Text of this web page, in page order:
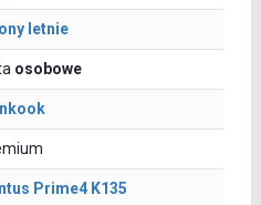
letnie
osobowe
Prime4 K135